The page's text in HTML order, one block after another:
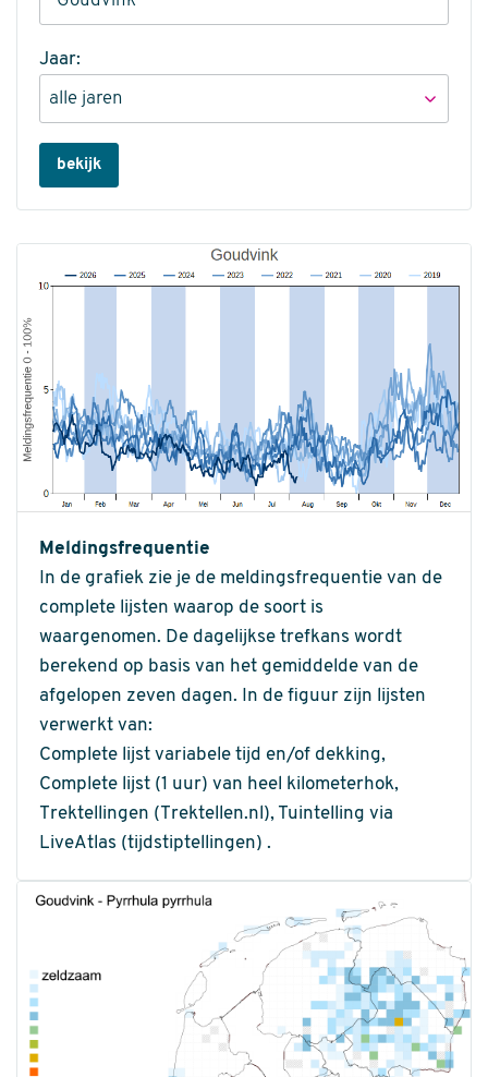
Jaar:
bekijk
Meldingsfrequentie
In de grafiek zie je de meldingsfrequentie van de
complete lijsten waarop de soort is
waargenomen. De dagelijkse trefkans wordt
berekend op basis van het gemiddelde van de
afgelopen zeven dagen. In de figuur zijn lijsten
verwerkt van:
Complete lijst variabele tijd en/of dekking,
Complete lijst (1 uur) van heel kilometerhok,
Trektellingen (Trektellen.nl), Tuintelling via
LiveAtlas (tijdstiptellingen) .